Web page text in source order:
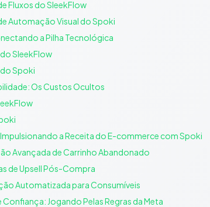
Fluxos do SleekFlow
Automação Visual do Spoki
a Pilha Tecnológica
SleekFlow
Spoki
Os Custos Ocultos
a Receita do E-commerce com Spoki
Avançada de Carrinho Abandonado
de Upsell Pós-Compra
Automatizada para Consumíveis
Jogando Pelas Regras da Meta